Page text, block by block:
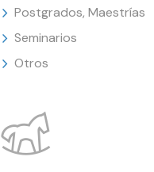
Postgrados, Maestrías
Seminarios
Otros